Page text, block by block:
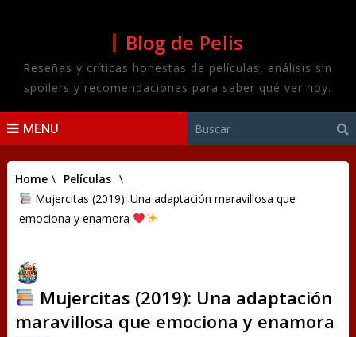
Blog de Pelis
Reseñas y críticas honestas de películas, análisis sin
spoilers y recomendaciones para saber qué ver hoy.
MENU
Home \ Películas \
Mujercitas (2019): Una adaptación maravillosa que
emociona y enamora
Mujercitas (2019): Una adaptación
maravillosa que emociona y enamora